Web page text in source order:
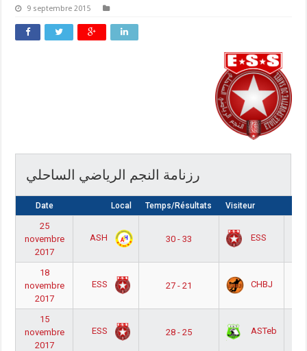
9 septembre 2015
رزنامة النجم الرياضي الساحلي
Date Local Temps/Résultats Visiteur
25
novembre
2017
ASH 30 - 33 ESS
18
novembre
2017
ESS 27 - 21 CHBJ
15
novembre
2017
ESS 28 - 25 ASTeb